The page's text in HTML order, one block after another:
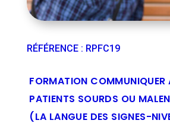
RÉFÉRENCE: RPFC19
FORMATION COMMUNIQUER
PATIENTS SOURDS OU
(LA LANGUE DES SIGNES-